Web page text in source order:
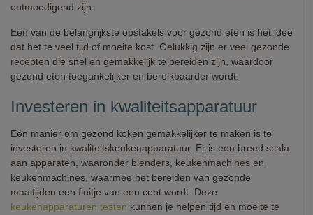
ontmoedigend zijn.
Een van de belangrijkste obstakels voor gezond eten is het idee
dat het te veel tijd of moeite kost. Gelukkig zijn er veel gezonde
recepten die snel en gemakkelijk te bereiden zijn, waardoor
gezond eten toegankelijker en bereikbaarder wordt.
Investeren in kwaliteitsapparatuur
Eén manier om gezond koken gemakkelijker te maken is te
investeren in kwaliteitskeukenapparatuur. Er is een breed scala
aan apparaten, waaronder blenders, keukenmachines en
keukenmachines, waarmee het bereiden van gezonde
maaltijden een fluitje van een cent wordt. Deze
keukenapparaturen testen kunnen je helpen tijd en moeite te